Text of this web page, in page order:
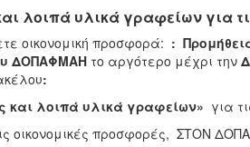
λοιπά υλικά γραφείων για
οικονομική προσφορά: :
ΔΟΠΑΦΜΑΗτο αργότερο μέχρι την
:
και λοιπά υλικά γραφείων» για
οικονομικές προσφορές, ΣΤΟΝ